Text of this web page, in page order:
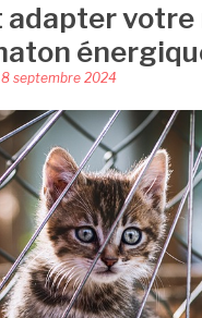
adapter votre
septembre 2024